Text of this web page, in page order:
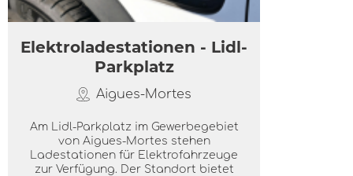
Elektroladestationen - Lidl-
Parkplatz
Aigues-Mortes
Am Lidl-Parkplatz im Gewerbegebiet
von Aigues-Mortes stehen
Ladestationen für Elektrofahrzeuge
zur Verfügung. Der Standort bietet